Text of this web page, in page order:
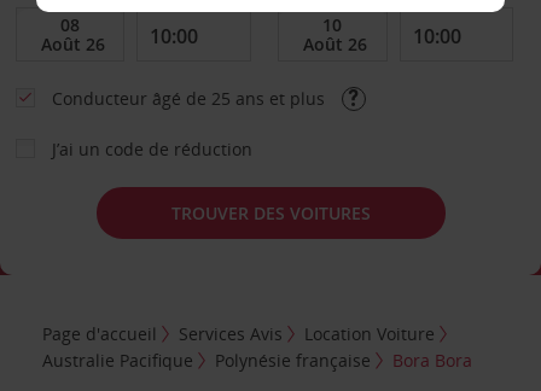
Conducteur âgé de 25 ans et plus
J’ai un code de réduction
TROUVER DES VOITURES
Page d'accueil Services Avis
Location Voiture
Australie Pacifique
Polynésie française Bora Bora